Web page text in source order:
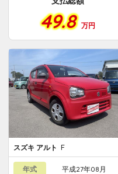
49.8 万円
スズキ アルト F
年式 平成27年08月